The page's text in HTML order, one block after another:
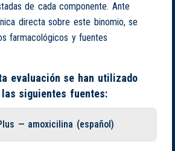
de cada componente. Ante
directa sobre este binomio, se
farmacológicos y fuentes
evaluación se han utilizado
siguientes fuentes:
— amoxicilina (español)